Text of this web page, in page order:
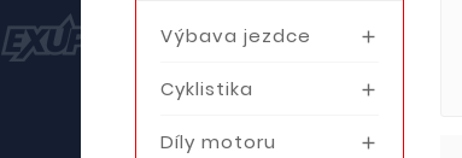
Výbava jezdce 
Cyklistika 
Díly motoru 